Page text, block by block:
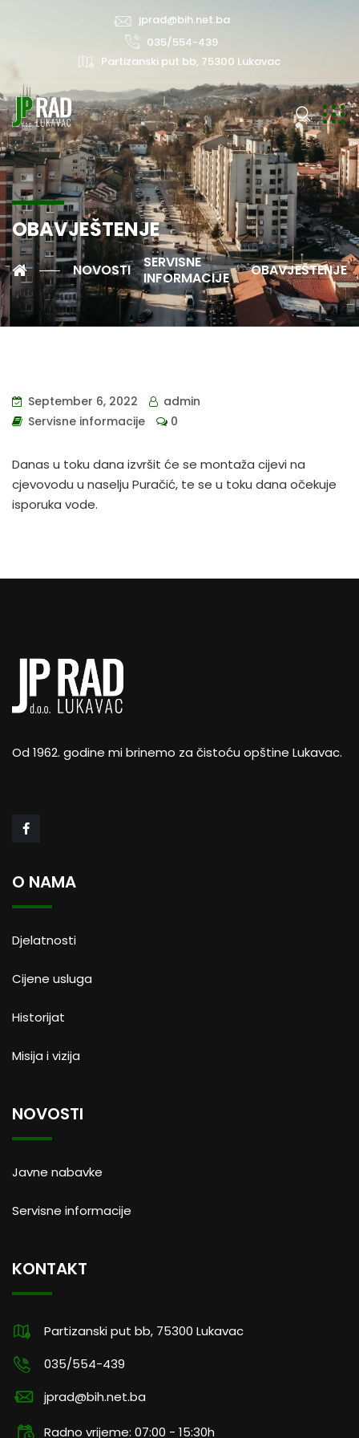
jprad@bih.net.ba
035/554-439
Partizanski put bb, 75300 Lukavac
OBAVJEŠTENJE
NOVOSTI
SERVISNE
INFORMACIJE
OBAVJEŠTENJE
September 6, 2022
admin
Servisne informacije
0
Danas u toku dana izvršit će se montaža cijevi na
cjevovodu u naselju Puračić, te se u toku dana očekuje
isporuka vode.
Od 1962. godine mi brinemo za čistoću opštine Lukavac.
O NAMA
Djelatnosti
Cijene usluga
Historijat
Misija i vizija
NOVOSTI
Javne nabavke
Servisne informacije
KONTAKT
Partizanski put bb, 75300 Lukavac
035/554-439
jprad@bih.net.ba
Radno vrijeme: 07:00 - 15:30h